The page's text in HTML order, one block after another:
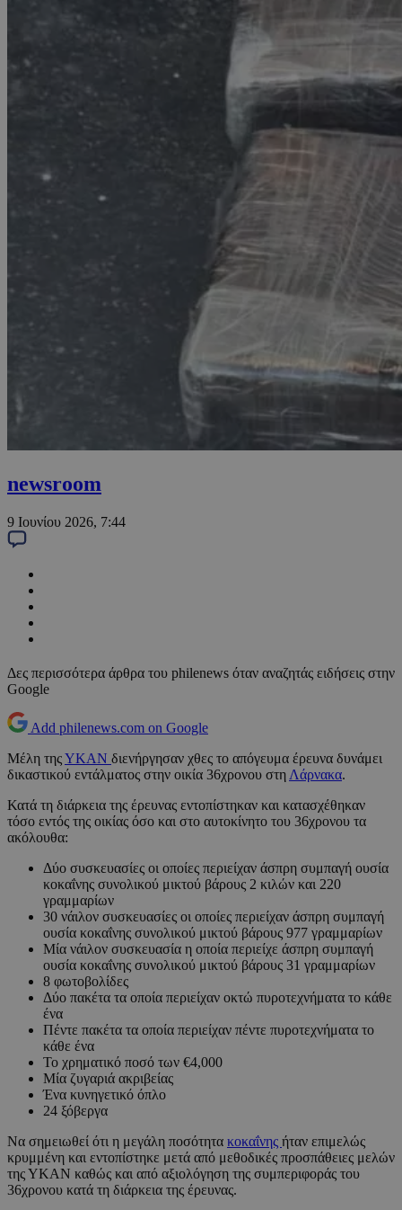
newsroom
9 Ιουνίου 2026, 7:44
Δες περισσότερα άρθρα του philenews όταν αναζητάς ειδήσεις στην
Google
Add philenews.com on Google
Μέλη τηςΥΚΑΝ διενήργησαν χθες το απόγευμα έρευνα δυνάμει
δικαστικού εντάλματος στην οικία 36χρονου στη Λάρνακα.
Κατά τη διάρκεια της έρευνας εντοπίστηκαν και κατασχέθηκαν
τόσο εντός της οικίας όσο και στο αυτοκίνητο του 36χρονου τα
ακόλουθα:
Δύο συσκευασίες οι οποίες περιείχαν άσπρη συμπαγή ουσία
κοκαΐνης συνολικού μικτού βάρους 2 κιλών και 220
γραμμαρίων
30 νάιλον συσκευασίες οι οποίες περιείχαν άσπρη συμπαγή
ουσία κοκαΐνης συνολικού μικτού βάρους 977 γραμμαρίων
Μία νάιλον συσκευασία η οποία περιείχε άσπρη συμπαγή
ουσία κοκαΐνης συνολικού μικτού βάρους 31 γραμμαρίων
8 φωτοβολίδες
Δύο πακέτα τα οποία περιείχαν οκτώ πυροτεχνήματα το κάθε
ένα
Πέντε πακέτα τα οποία περιείχαν πέντε πυροτεχνήματα το
κάθε ένα
Το χρηματικό ποσό των €4,000
Μία ζυγαριά ακριβείας
Ένα κυνηγετικό όπλο
24 ξόβεργα
Να σημειωθεί ότι η μεγάλη ποσότητα κοκαΐνης ήταν επιμελώς
κρυμμένη και εντοπίστηκε μετά από μεθοδικές προσπάθειες μελών
της ΥΚΑΝ καθώς και από αξιολόγηση της συμπεριφοράς του
36χρονου κατά τη διάρκεια της έρευνας.